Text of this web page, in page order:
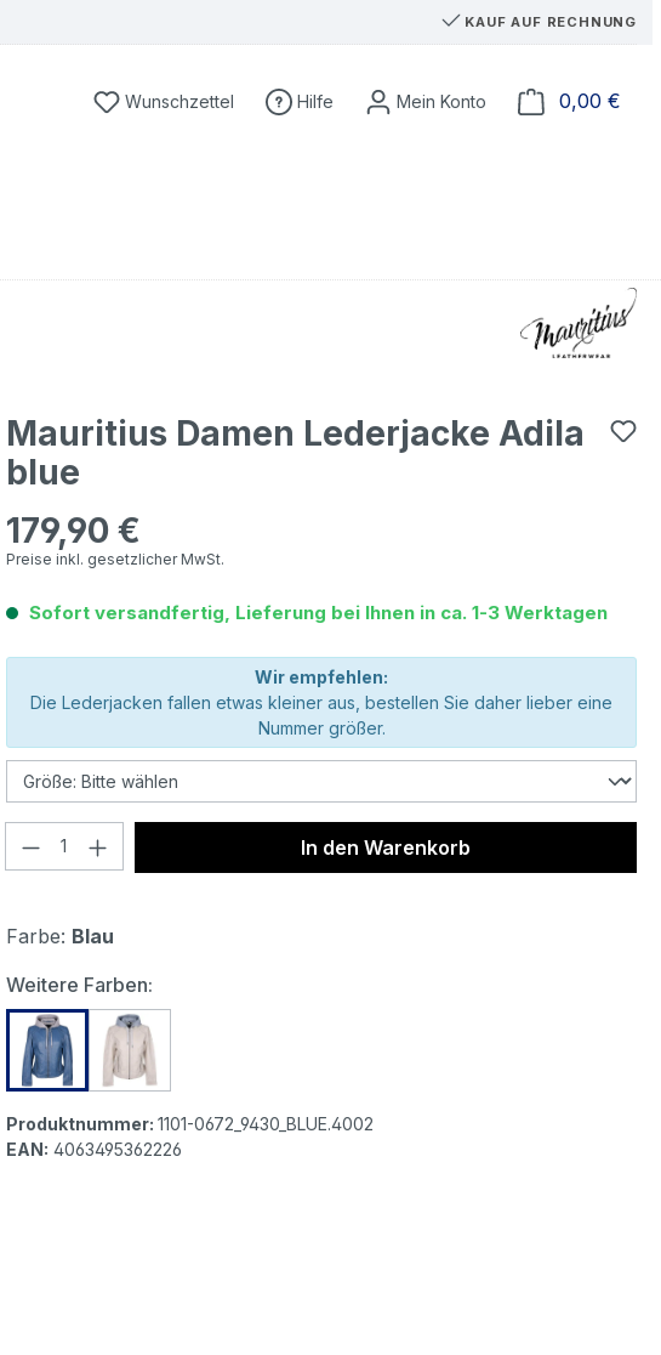
KAUF AUF RECHNUNG
Du hast 0 Produkte auf dem Merkzettel
Wunschzettel Hilfe 0,00 €
Mauritius Damen Lederjacke Adila
blue
Regulärer Preis:
179,90 €
Preise inkl. gesetzlicher MwSt.
Sofort versandfertig, Lieferung bei Ihnen in ca. 1-3 Werktagen
Wir empfehlen:
Die Lederjacken fallen etwas kleiner aus, bestellen Sie daher lieber eine
Nummer größer.
Produkt Anzahl: Gib den gewünschten Wert
In den Warenkorb
Farbe: Blau
Weitere Farben:
Mauritius Damen Lederjacke Adila blue
Mauritius Damen Lederjacke Adila off white
Produktnummer: 1101-0672_9430_BLUE.4002
EAN: 4063495362226